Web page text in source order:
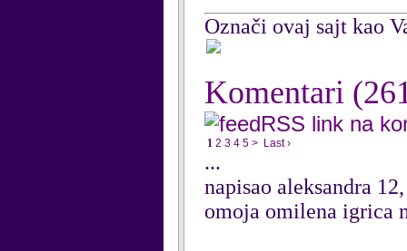
Označi ovaj sajt kao
Komentari
RSS link na
1 2 3 4 5 > Last ›
...
napisao aleksandra
omoja omilena igrica